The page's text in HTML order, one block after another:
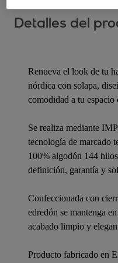
Detalles del
Renueva el look de tu
nórdica con solapa,
comodidad a tu espacio
Se realiza mediante
tecnología de marcado
100% algodón 144
definición, garantía y
Confeccionada con
edredón se mantenga
acabado limpio y
Producto fabricado en